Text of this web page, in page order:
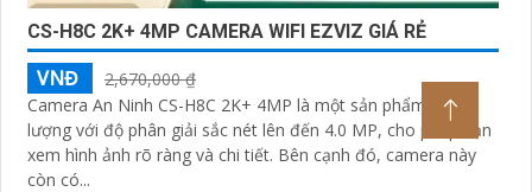
CS-H8C 2K+ 4MP CAMERA WIFI EZVIZ GIÁ RẺ
VNĐ
2,670,000 ₫
Camera An Ninh CS-H8C 2K+ 4MP là một sản phẩm chất
lượng với độ phân giải sắc nét lên đến 4.0 MP, cho phép bạn
xem hình ảnh rõ ràng và chi tiết. Bên cạnh đó, camera này
còn có...